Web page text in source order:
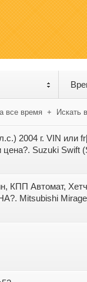
все время + Искать
2004 г. VIN или
Suzuki Swift
КПП Автомат,
Mitsubishi